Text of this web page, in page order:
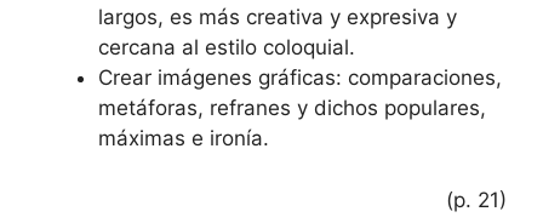
largos, es más creativa y expresiva y
cercana al estilo coloquial.
Crear imágenes gráficas: comparaciones,
metáforas, refranes y dichos populares,
máximas e ironía.
(p. 21)